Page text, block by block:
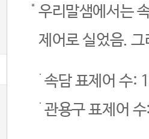
우리말샘에서는
제어로 실었음.
속담 표제어 수:
관용구 표제어